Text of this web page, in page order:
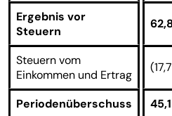
Ergebnis vor
Steuern
Steuern vom
Einkommen und Ertrag
Periodenüberschuss 45,1